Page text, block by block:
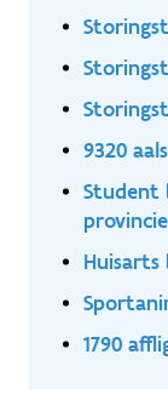
9320
Student
provincie
Huisarts
1790